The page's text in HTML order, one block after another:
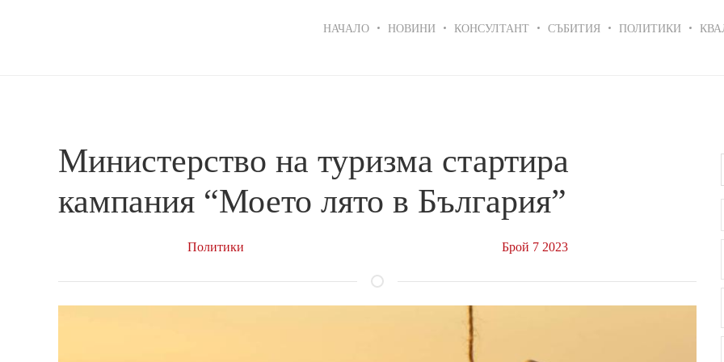
navigation
НАЧАЛО НОВИНИ КОНСУЛТАНТ СЪБИТИЯ ПОЛИТИКИ
Министерство на туризма стартира
кампания “Моето лято в България”
Политики Брой 7 2023